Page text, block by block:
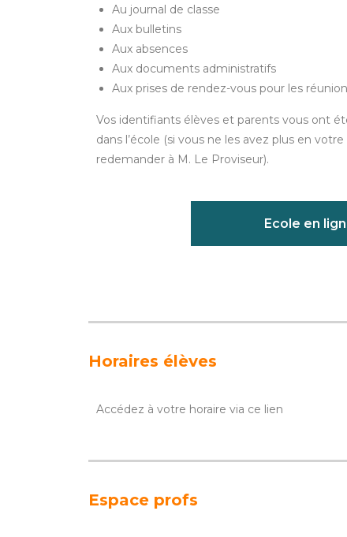
Au journal de classe
Aux bulletins
Aux absences
Aux documents administratifs
Aux prises de rendez-vous pour les
Vos identifiants élèves et parents vous ont
dans l’école (si vous ne les avez plus en
redemander à M. Le Proviseur).
Ecole en
Horaires élèves
Accédez à votre horaire via ce lien
Espace profs